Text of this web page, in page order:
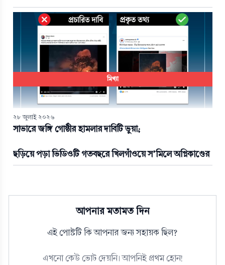
মিথ্যা
২৮ জুলাই ২০২৬
সাভারে জঙ্গি গোষ্ঠীর হামলার দাবিটি ভুয়া;
ছড়িয়ে পড়া ভিডিওটি গতবছরে খিলগাঁওয়ে স’মিলে অগ্নিকাণ্ডের
আপনার মতামত দিন
এই পোস্টটি কি আপনার জন্য সহায়ক ছিল?
এখনো কেউ ভোট দেয়নি। আপনিই প্রথম হোন!